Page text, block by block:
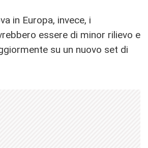
in Europa, invece, i
essere di minor rilievo e
su un nuovo set di